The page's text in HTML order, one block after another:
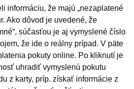
informáciu, že majú „nezaplatené
Ako dôvod je uvedené, že
súčasťou je aj vymyslené číslo
že ide o reálny prípad. V päte
pokuty online. Po kliknutí je
uhradiť vymyslenú pokutu
z karty, príp. získať informácie z